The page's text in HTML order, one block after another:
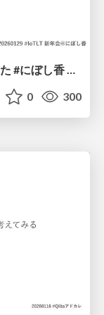
M5StickS3触ってXiaoZhiAI触ってみた #にぼし香 #iotlt
0 300